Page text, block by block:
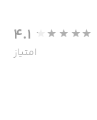
4.1
امتیاز